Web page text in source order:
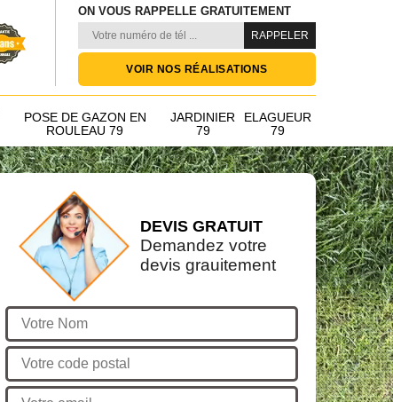
ON VOUS RAPPELLE GRATUITEMENT
VOIR NOS RÉALISATIONS
POSE DE GAZON EN
ROULEAU 79
JARDINIER
79
ELAGUEUR
79
DEVIS GRATUIT
Demandez votre
devis grauitement